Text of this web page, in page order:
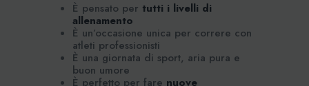
È pensato per tutti i livelli di
allenamento
È un’occasione unica per correre con
atleti professionisti
È una giornata di sport, aria pura e
buon umore
È perfetto per fare nuove